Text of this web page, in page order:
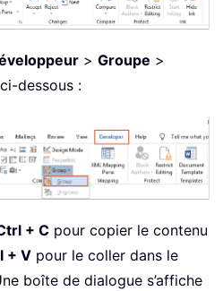
> Groupe >
dessous :
+ C pour copier le contenu
+ V pour le coller dans le
boîte de dialogue s’affiche